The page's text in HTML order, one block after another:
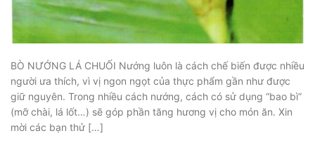
BÒ NƯỚNG LÁ CHUỐI Nướng luôn là cách chế biến được nhiều
người ưa thích, vì vị ngon ngọt của thực phẩm gần như được
giữ nguyên. Trong nhiều cách nướng, cách có sử dụng “bao bì”
(mỡ chài, lá lốt…) sẽ góp phần tăng hương vị cho món ăn. Xin
mời các bạn thử […]